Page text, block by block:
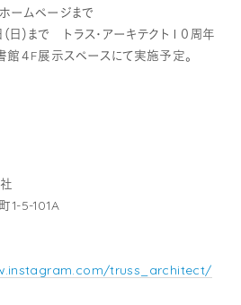
ームページまで
（日）まで トラス・アーキテクト１０周年
４F展示スペースにて実施予定。
1-5-101A
truss_architect/